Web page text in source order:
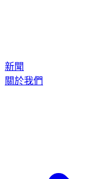
新聞
關於我們